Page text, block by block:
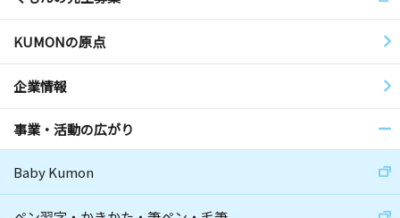
KUMONの原点
企業情報
事業・活動の広がり
Baby Kumon